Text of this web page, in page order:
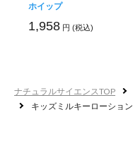
ホイップ
1,958 円 (税込)
ナチュラルサイエンスTOP
キッズミルキーローション